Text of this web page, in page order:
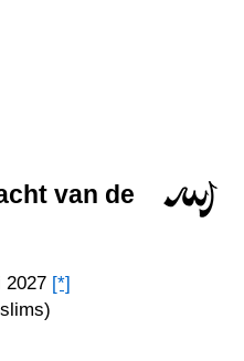
van de
2027 [*]